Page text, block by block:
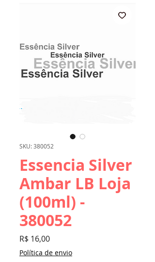
SKU: 380052
Essencia Silver
Ambar LB Loja
(100ml) -
380052
R$ 16,00Preço
Política de envio